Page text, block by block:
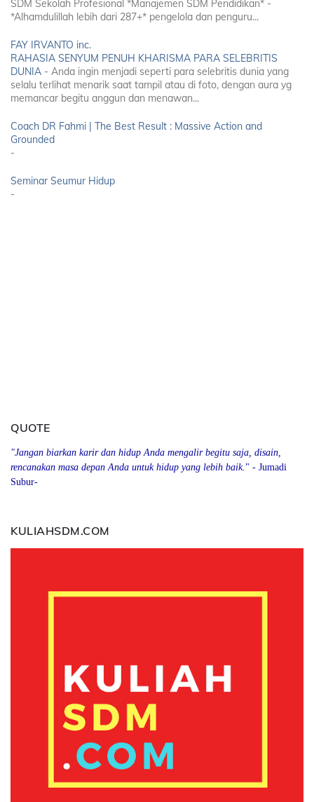
SDM Sekolah Profesional *Manajemen SDM Pendidikan* -
*Alhamdulillah lebih dari 287+* pengelola dan penguru...
FAY IRVANTO inc.
RAHASIA SENYUM PENUH KHARISMA PARA SELEBRITIS
DUNIA - Anda ingin menjadi seperti para selebritis dunia yang
selalu terlihat menarik saat tampil atau di foto, dengan aura yg
memancar begitu anggun dan menawan...
Coach DR Fahmi | The Best Result : Massive Action and
Grounded
-
Seminar Seumur Hidup
-
QUOTE
"Jangan biarkan karir dan hidup Anda mengalir begitu saja, disain,
rencanakan masa depan Anda untuk hidup yang lebih baik. " - Jumadi
Subur-
KULIAHSDM.COM